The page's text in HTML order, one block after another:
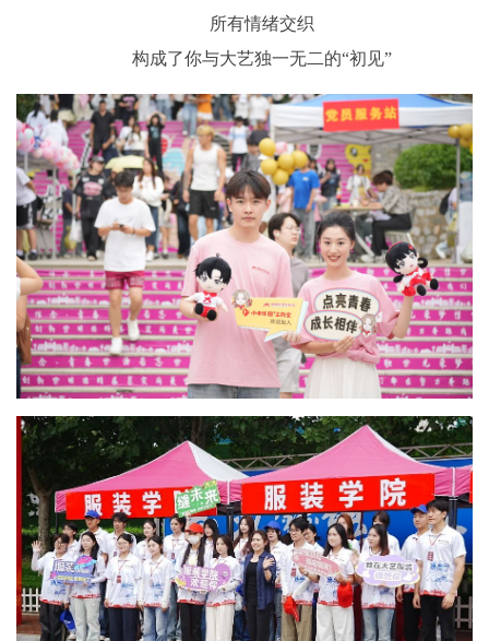
所有情绪交织
构成了你与大艺独一无二的“初见”